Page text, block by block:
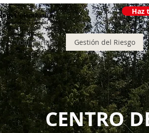
Haz
Voluntariado Gestión del Riesgo
CENTRO